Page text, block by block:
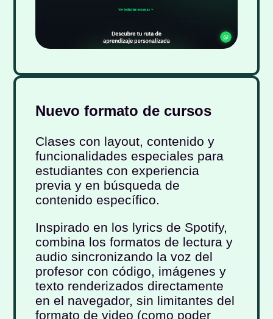
Nuevo formato de cursos
Clases con layout, contenido y
funcionalidades especiales para
estudiantes con experiencia
previa y en búsqueda de
contenido específico.
Inspirado en los lyrics de Spotify,
combina los formatos de lectura y
audio sincronizando la voz del
profesor con código, imágenes y
texto renderizados directamente
en el navegador, sin limitantes del
formato de video (como poder